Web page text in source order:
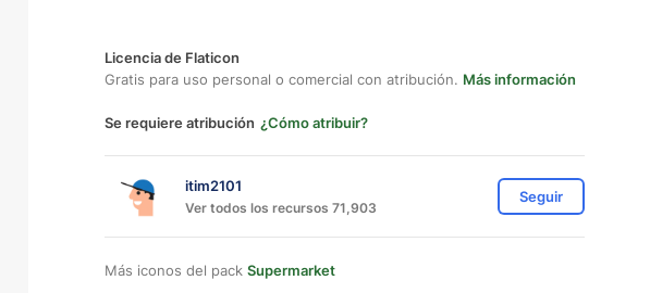
Licencia de Flaticon
Gratis para uso personal o comercial con atribución. Más información
Se requiere atribución ¿Cómo atribuir?
itim2101
Ver todos los recursos 71,903
Seguir
Más iconos del pack Supermarket